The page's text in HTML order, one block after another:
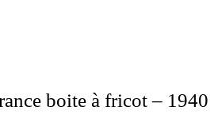
boite à fricot – 1940